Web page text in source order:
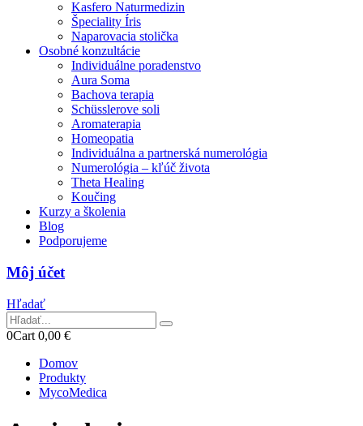
Kasfero Naturmedizin
Špeciality Íris
Naparovacia stolička
Osobné konzultácie
Individuálne poradenstvo
Aura Soma
Bachova terapia
Schüsslerove soli
Aromaterapia
Homeopatia
Individuálna a partnerská numerológia
Numerológia – kľúč života
Theta Healing
Koučing
Kurzy a školenia
Blog
Podporujeme
Môj účet
Hľadať
0Cart 0,00 €
Domov
Produkty
MycoMedica